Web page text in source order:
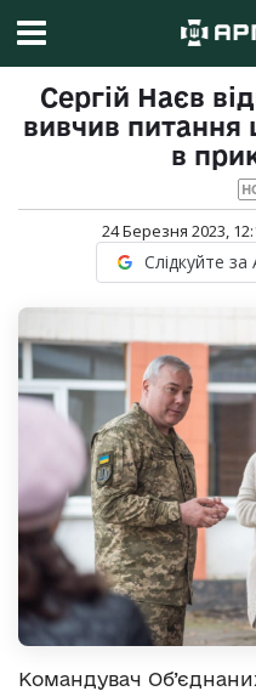
Сергій Наєв
вивчив питання
в
24 Березня 2023,
Слідкуйте
Командувач